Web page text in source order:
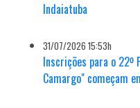
Indaiatuba
31/07/2026 15:53h
Inscrições para o
Camargo" começam